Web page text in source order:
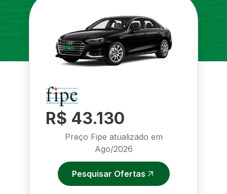
R$ 43.130
Preço Fipe atualizado em
Ago/2026
Pesquisar Ofertas